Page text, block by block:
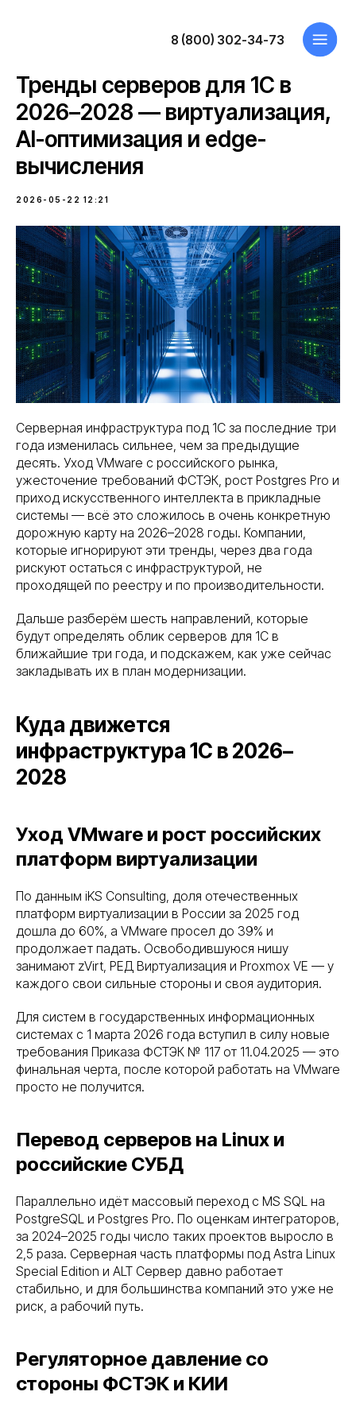
Тренды серверов для 1С в
2026–2028 — виртуализация,
AI-оптимизация и edge-
вычисления
2026-05-22 12:21
Серверная инфраструктура под 1С за последние три
года изменилась сильнее, чем за предыдущие
десять. Уход VMware с российского рынка,
ужесточение требований ФСТЭК, рост Postgres Pro и
приход искусственного интеллекта в прикладные
системы — всё это сложилось в очень конкретную
дорожную карту на 2026–2028 годы. Компании,
которые игнорируют эти тренды, через два года
рискуют остаться с инфраструктурой, не
проходящей по реестру и по производительности.
Дальше разберём шесть направлений, которые
будут определять облик серверов для 1С в
ближайшие три года, и подскажем, как уже сейчас
закладывать их в план модернизации.
Куда движется
инфраструктура 1С в 2026–
2028
Уход VMware и рост российских
платформ виртуализации
По данным iKS Consulting, доля отечественных
платформ виртуализации в России за 2025 год
дошла до 60%, а VMware просел до 39% и
продолжает падать. Освободившуюся нишу
занимают zVirt, РЕД Виртуализация и Proxmox VE — у
каждого свои сильные стороны и своя аудитория.
Для систем в государственных информационных
системах с 1 марта 2026 года вступил в силу новые
требования Приказа ФСТЭК № 117 от 11.04.2025 — это
финальная черта, после которой работать на VMware
просто не получится.
Перевод серверов на Linux и
российские СУБД
Параллельно идёт массовый переход с MS SQL на
PostgreSQL и Postgres Pro. По оценкам интеграторов,
за 2024–2025 годы число таких проектов выросло в
2,5 раза. Серверная часть платформы под Astra Linux
Special Edition и ALT Сервер давно работает
стабильно, и для большинства компаний это уже не
риск, а рабочий путь.
Регуляторное давление со
стороны ФСТЭК и КИИ